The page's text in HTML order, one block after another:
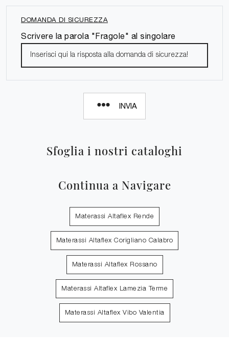
Sfoglia i nostri cataloghi
Continua a Navigare
Materassi Altaflex Rende
Materassi Altaflex Corigliano Calabro
Materassi Altaflex Rossano
Materassi Altaflex Lamezia Terme
Materassi Altaflex Vibo Valentia
DOMANDA DI SICUREZZA
Scrivere la parola "Fragole" al singolare
INVIA